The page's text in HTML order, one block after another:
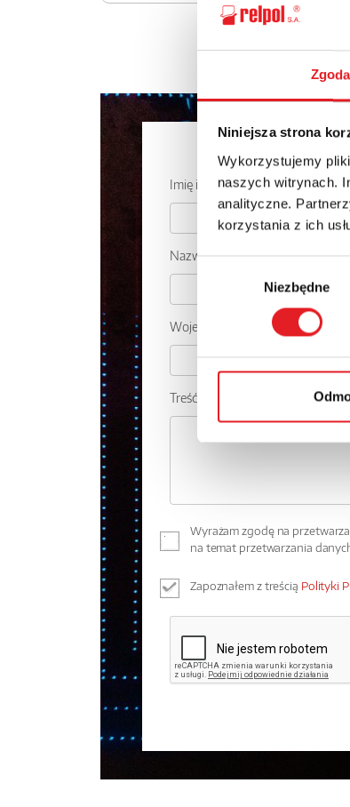
Zgoda
Niniejsza strona
Wykorzystujemy
naszych witrynach.
analityczne.
korzystania z ich
Niezbędne
Imię i nazwisko: *
Nazwa firmy:
Województwo:
Treść: *
Wyrażam zgodę na
na temat przetwarzania
Zapoznałem z treścią Polityki